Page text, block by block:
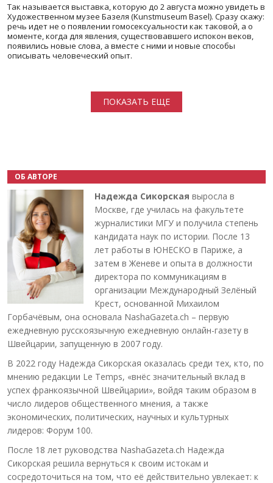
Так называется выставка, которую до 2 августа можно увидеть в
Художественном музее Базеля (Kunstmuseum Basel). Сразу скажу:
речь идет не о появлении гомосексуальности как таковой, а о
моменте, когда для явления, существовавшего испокон веков,
появились новые слова, а вместе с ними и новые способы
описывать человеческий опыт.
ПОКАЗАТЬ ЕЩЕ
ОБ АВТОРЕ
Надежда Сикорская выросла в
Москве, где училась на факультете
журналистики МГУ и получила степень
кандидата наук по истории. После 13
лет работы в ЮНЕСКО в Париже, а
затем в Женеве и опыта в должности
директора по коммуникациям в
организации Международный Зелёный
Крест, основанной Михаилом
Горбачёвым, она основала NashaGazeta.ch – первую
ежедневную русскоязычную ежедневную онлайн-газету в
Швейцарии, запущенную в 2007 году.
В 2022 году Надежда Сикорская оказалась среди тех, кто, по
мнению редакции Le Temps, «внёс значительный вклад в
успех франкоязычной Швейцарии», войдя таким образом в
число лидеров общественного мнения, а также
экономических, политических, научных и культурных
лидеров: Форум 100.
После 18 лет руководства NashaGazeta.ch Надежда
Сикорская решила вернуться к своим истокам и
сосредоточиться на том, что её действительно увлекает: к